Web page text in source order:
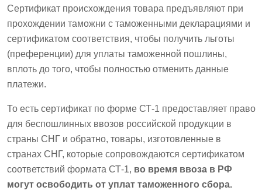
Сертификат происхождения товара предъявляют при
прохождении таможни с таможенными декларациями и
сертификатом соответствия, чтобы получить льготы
(преференции) для уплаты таможенной пошлины,
вплоть до того, чтобы полностью отменить данные
платежи.
То есть сертификат по форме СТ-1 предоставляет право
для беспошлинных ввозов российской продукции в
страны СНГ и обратно, товары, изготовленные в
странах СНГ, которые сопровождаются сертификатом
соответствий формата СТ-1, во время ввоза в РФ
могут освободить от уплат таможенного сбора.